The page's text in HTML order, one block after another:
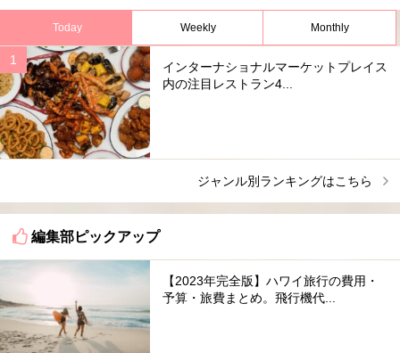
Today Weekly Monthly
インターナショナルマーケットプレイス
内の注目レストラン4...
ジャンル別ランキングはこちら
編集部ピックアップ
【2023年完全版】ハワイ旅行の費用・
予算・旅費まとめ。飛行機代...